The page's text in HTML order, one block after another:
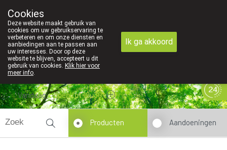
Vandaag open tot 18u30
Producten Aandoeningen
Cookies
Deze website maakt gebruik van
cookies om uw gebruikservaring te
verbeteren en om onze diensten en
aanbiedingen aan te passen aan
uw interesses. Door op deze
website te blijven, accepteert u dit
gebruik van cookies. Klik hier voor
meer info.
Ik ga akkoord